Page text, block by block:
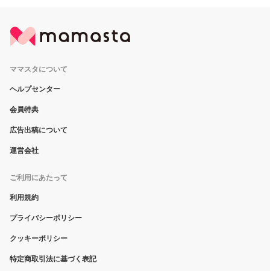
ママスタについて
ヘルプセンター
会員特典
広告出稿について
運営会社
ご利用にあたって
利用規約
プライバシーポリシー
クッキーポリシー
特定商取引法に基づく表記